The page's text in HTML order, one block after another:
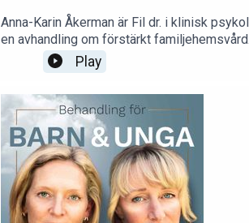
Anna-Karin Åkerman är Fil dr. i klinisk
en avhandling om förstärkt
familjehemsvården. Anna-Karin ger oss
alltså i den vanligaste placeringsformen
de går till väga. Vad ska vi söka efter?
Play